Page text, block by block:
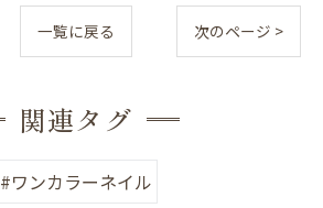
一覧に戻る 次のページ >
関連タグ
#ワンカラーネイル